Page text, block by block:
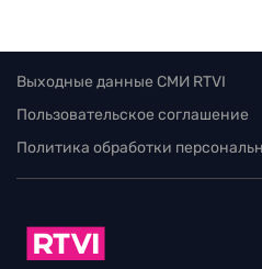
Выходные данные СМИ RTVI
Пользовательское соглашение
Политика обработки